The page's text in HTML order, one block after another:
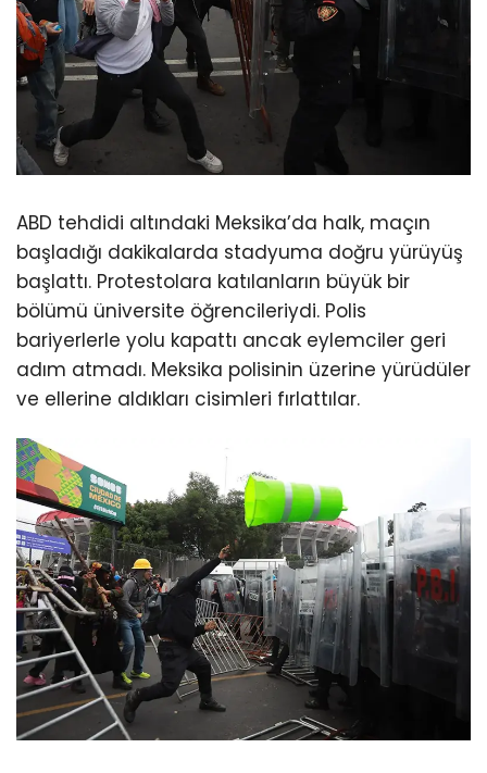
ABD tehdidi altındaki Meksika’da halk, maçın
başladığı dakikalarda stadyuma doğru yürüyüş
başlattı. Protestolara katılanların büyük bir
bölümü üniversite öğrencileriydi. Polis
bariyerlerle yolu kapattı ancak eylemciler geri
adım atmadı. Meksika polisinin üzerine yürüdüler
ve ellerine aldıkları cisimleri fırlattılar.